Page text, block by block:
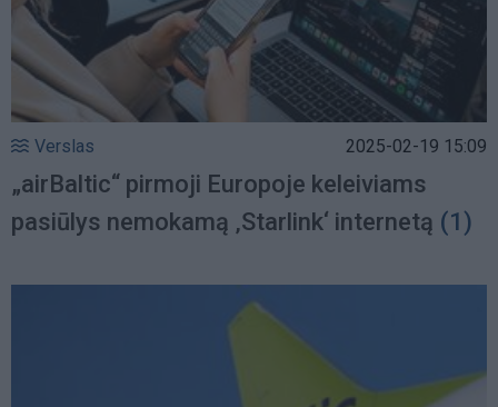
Verslas 2025-02-19 15:09
„airBaltic“ pirmoji Europoje keleiviams
pasiūlys nemokamą ‚Starlink‘ internetą (1)